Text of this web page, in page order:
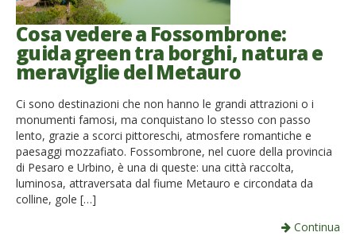
Cosa vedere a Fossombrone:
guida green tra borghi, natura e
meraviglie del Metauro
Ci sono destinazioni che non hanno le grandi attrazioni o i
monumenti famosi, ma conquistano lo stesso con passo
lento, grazie a scorci pittoreschi, atmosfere romantiche e
paesaggi mozzafiato. Fossombrone, nel cuore della provincia
di Pesaro e Urbino, è una di queste: una città raccolta,
luminosa, attraversata dal fiume Metauro e circondata da
colline, gole […]
Continua